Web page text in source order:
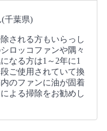
(千葉県)
される方もいらっし
ロッコファンや隅々
なる方は1～2年に1
ご使用されていて換
のファンに油が固着
よる掃除をお勧めし